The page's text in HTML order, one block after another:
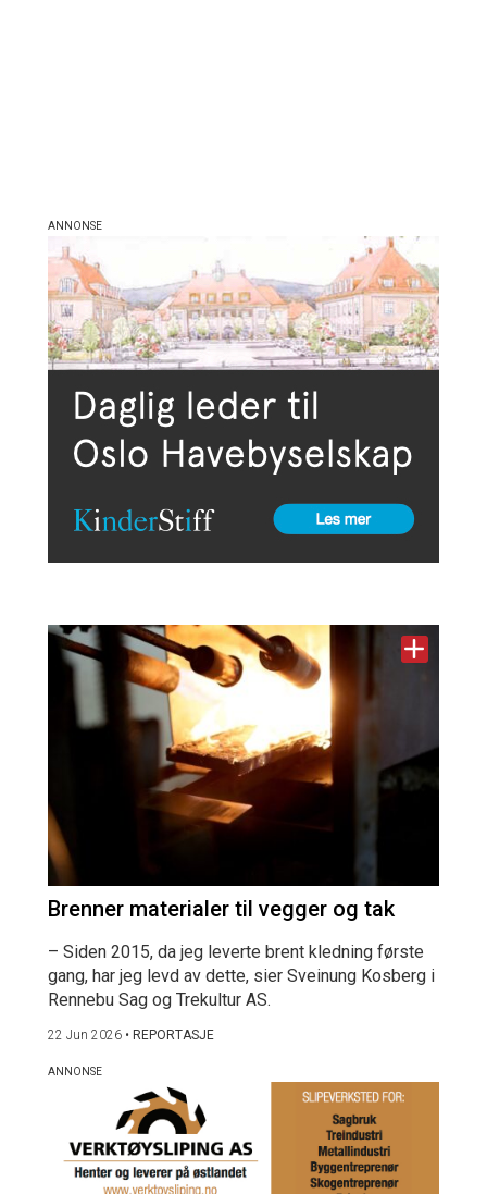
Brenner materialer til vegger og tak
– Siden 2015, da jeg leverte brent kledning første
gang, har jeg levd av dette, sier Sveinung Kosberg i
Rennebu Sag og Trekultur AS.
22 Jun 2026 • REPORTASJE